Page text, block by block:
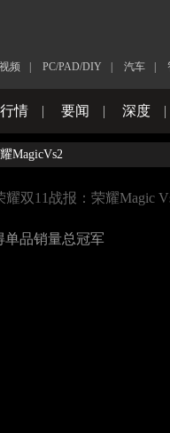
视频 PC/PAD/DIY 汽车
行情 | 要闻 | 深度 |
MagicVs2
耀双11战报：荣耀Magic